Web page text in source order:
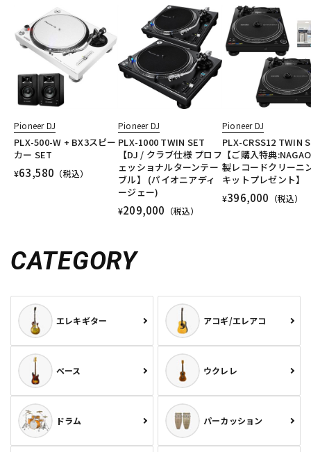
Pioneer DJ
PLX-500-W + BX3スピー
カー SET
¥63,580 （税込）
Pioneer DJ
PLX-1000 TWIN SET
【DJ / クラブ仕様 プロフ
ェッショナルターンテー
ブル】 (パイオニアディ
ージェー)
¥209,000 （税込）
Pioneer DJ
PLX-CRSS12 TWIN
【ご購入特典
製レコードクリーニ
キットプレゼント】
¥396,000 （税込）
CATEGORY
エレキギター アコギ/エレアコ
ベース ウクレレ
ドラム パーカッション